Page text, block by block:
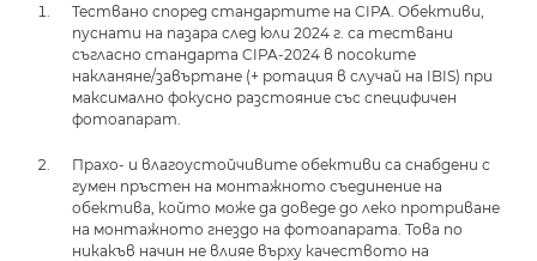
Тествано според стандартите на CIPA. Обективи,
пуснати на пазара след юли 2024 г. са тествани
съгласно стандарта CIPA-2024 в посоките
накланяне/завъртане (+ ротация в случай на IBIS) при
максимално фокусно разстояние със специфичен
фотоапарат.
Прахо- и влагоустойчивите обективи са снабдени с
гумен пръстен на монтажното съединение на
обектива, който може да доведе до леко протриване
на монтажното гнездо на фотоапарата. Това по
никакъв начин не влияе върху качеството на